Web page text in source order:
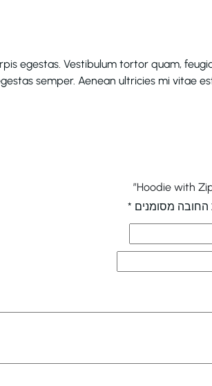
egestas. Vestibulum tortor quam,
semper. Aenean ultricies mi vitae
החובה מסומנים *